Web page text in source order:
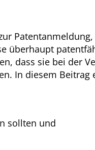
überhaupt
dass sie bei der
In diesem Beitrag
sollten und